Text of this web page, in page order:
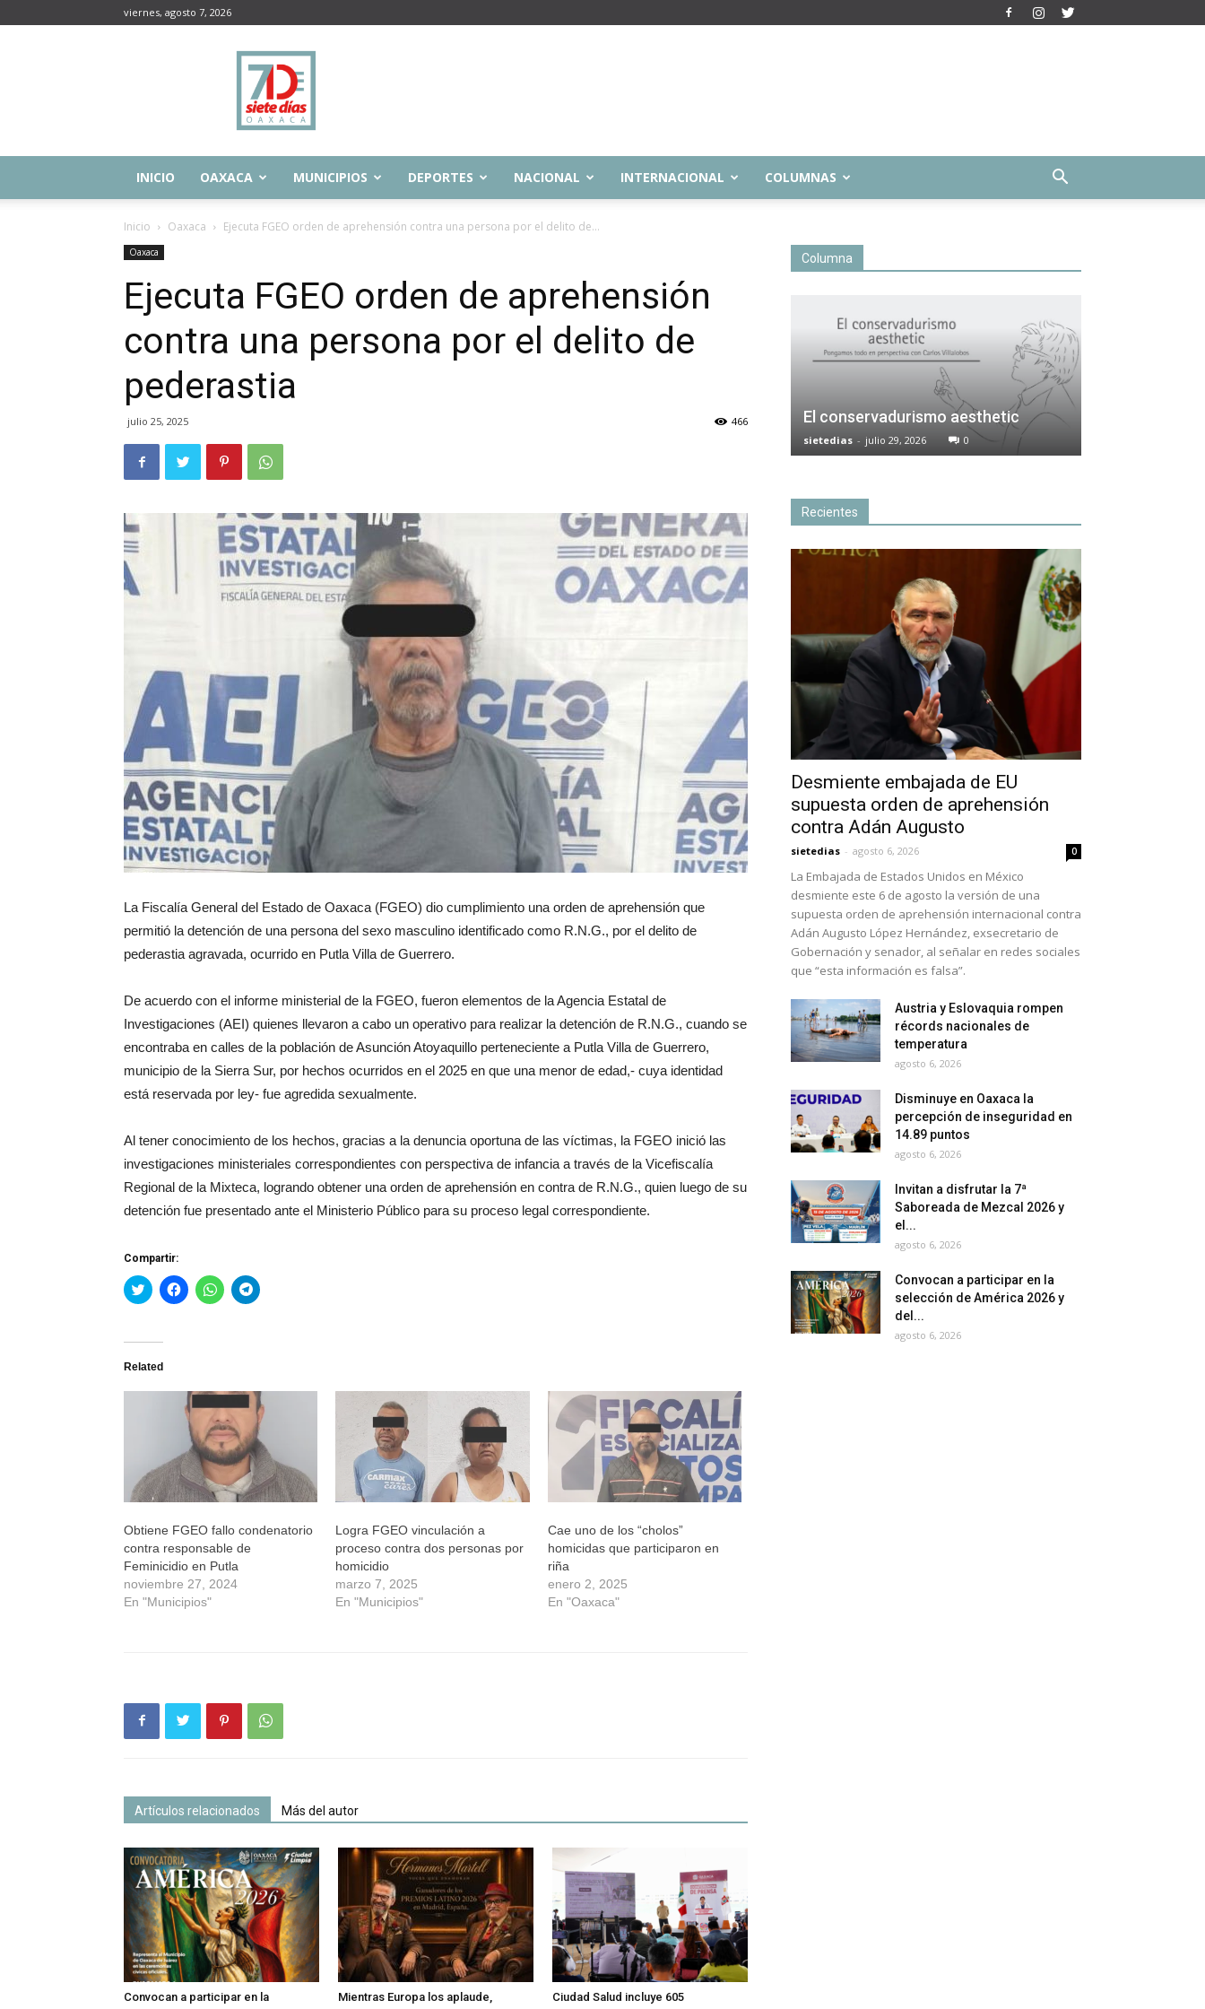
viernes, agosto 7, 2026
Siete
Días
Oaxaca
INICIO OAXACA MUNICIPIOS DEPORTES NACIONAL INTERNACIONAL COLUMNAS
Inicio Oaxaca Ejecuta FGEO orden de aprehensión contra una persona por el delito de...
Oaxaca
Ejecuta FGEO orden de aprehensión
contra una persona por el delito de
pederastia
julio 25, 2025 466
La Fiscalía General del Estado de Oaxaca (FGEO) dio cumplimiento una orden de aprehensión que
permitió la detención de una persona del sexo masculino identificado como R.N.G., por el delito de
pederastia agravada, ocurrido en Putla Villa de Guerrero.
De acuerdo con el informe ministerial de la FGEO, fueron elementos de la Agencia Estatal de
Investigaciones (AEI) quienes llevaron a cabo un operativo para realizar la detención de R.N.G., cuando se
encontraba en calles de la población de Asunción Atoyaquillo perteneciente a Putla Villa de Guerrero,
municipio de la Sierra Sur, por hechos ocurridos en el 2025 en que una menor de edad,- cuya identidad
está reservada por ley- fue agredida sexualmente.
Al tener conocimiento de los hechos, gracias a la denuncia oportuna de las víctimas, la FGEO inició las
investigaciones ministeriales correspondientes con perspectiva de infancia a través de la Vicefiscalía
Regional de la Mixteca, logrando obtener una orden de aprehensión en contra de R.N.G., quien luego de su
detención fue presentado ante el Ministerio Público para su proceso legal correspondiente.
Compartir:
Haz
clic
Twitter
abre
una
ventana
Haz
clic
una
ventana
nueva)
Haz
clic
una
ventana
nueva)
Haz
clic
una
ventana
nueva)
Related
Obtiene FGEO fallo condenatorio
contra responsable de
Feminicidio en Putla
noviembre 27, 2024
En "Municipios"
Logra FGEO vinculación a
proceso contra dos personas por
homicidio
marzo 7, 2025
En "Municipios"
Cae uno de los “cholos”
homicidas que participaron en
riña
enero 2, 2025
En "Oaxaca"
Artículos relacionados Más del autor
Convocan a participar en la
Mientras Europa los aplaude,
Ciudad Salud incluye 605
Columna
El conservadurismo aesthetic
sietedias - julio 29, 2026 0
Recientes
Desmiente embajada de EU
supuesta orden de aprehensión
contra Adán Augusto
sietedias - agosto 6, 2026 0
La Embajada de Estados Unidos en México
desmiente este 6 de agosto la versión de una
supuesta orden de aprehensión internacional contra
Adán Augusto López Hernández, exsecretario de
Gobernación y senador, al señalar en redes sociales
que “esta información es falsa”.
Austria y Eslovaquia rompen
récords nacionales de
temperatura
agosto 6, 2026
Disminuye en Oaxaca la
percepción de inseguridad en
14.89 puntos
agosto 6, 2026
Invitan a disfrutar la 7ª
Saboreada de Mezcal 2026 y
el...
agosto 6, 2026
Convocan a participar en la
selección de América 2026 y
del...
agosto 6, 2026